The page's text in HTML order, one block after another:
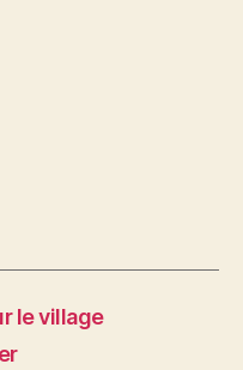
le village